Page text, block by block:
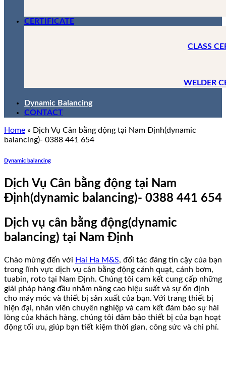
CERTIFICATE
CLASS
WELDER
Dynamic Balancing
CONTACT
Home » Dịch Vụ Cân bằng động tại Nam Định(dynamic
balancing)- 0388 441 654
Dynamic balancing
Dịch Vụ Cân bằng động tại Nam
Định(dynamic balancing)- 0388 441 654
Dịch vụ cân bằng động(dynamic
balancing) tại Nam Định
Chào mừng đến với Hai Ha M&S, đối tác đáng tin cậy của bạn
trong lĩnh vực dịch vụ cân bằng động cánh quạt, cánh bơm,
tuabin, roto tại Nam Định. Chúng tôi cam kết cung cấp những
giải pháp hàng đầu nhằm nâng cao hiệu suất và sự ổn định
cho máy móc và thiết bị sản xuất của bạn. Với trang thiết bị
hiện đại, nhân viên chuyên nghiệp và cam kết đảm bảo sự hài
lòng của khách hàng, chúng tôi đảm bảo thiết bị của bạn hoạt
động tối ưu, giúp bạn tiết kiệm thời gian, công sức và chi phí.